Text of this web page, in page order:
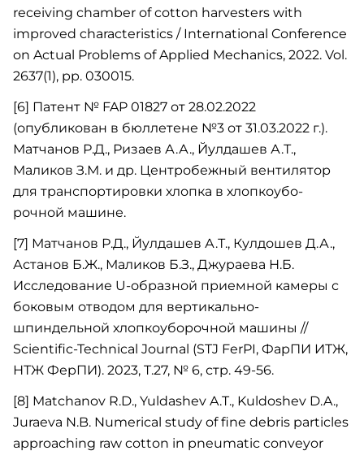
receiving chamber of cotton harvesters with
improved characteristics / International Conference
on Actual Problems of Applied Mechanics, 2022. Vol.
2637(1), pp. 030015.
[6] Патент № FAP 01827 от 28.02.2022
(опубликован в бюллетене №3 от 31.03.2022 г.).
Матчанов Р.Д., Ризаев А.А., Йулдашев А.Т.,
Маликов З.М. и др. Центробежный вентилятор
для транспортировки хлопка в хлопкоубо-
рочной машине.
[7] Матчанов Р.Д., Йулдашев А.Т., Кулдошев Д.А.,
Астанов Б.Ж., Маликов Б.З., Джураева Н.Б.
Исследование U-образной приемной камеры с
боковым отводом для вертикально-
шпиндельной хлопкоуборочной машины //
Scientific-Technical Journal (STJ FerPI, ФарПИ ИТЖ,
НТЖ ФерПИ). 2023, T.27, № 6, стр. 49-56.
[8] Matchanov R.D., Yuldashev A.T., Kuldoshev D.A.,
Juraeva N.B. Numerical study of fine debris particles
approaching raw cotton in pneumatic conveyor